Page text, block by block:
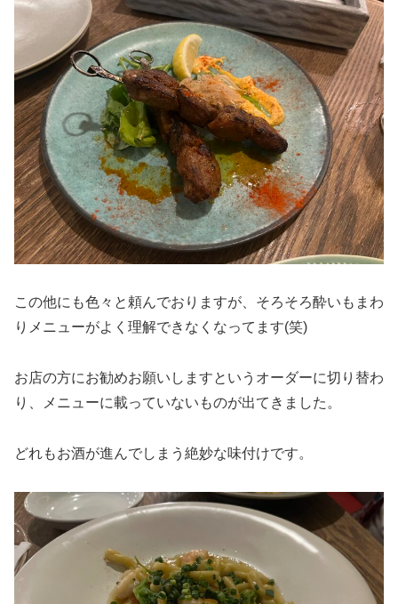
この他にも色々と頼んでおりますが、そろそろ酔いもまわ
りメニューがよく理解できなくなってます(笑)
お店の方にお勧めお願いしますというオーダーに切り替わ
り、メニューに載っていないものが出てきました。
どれもお酒が進んでしまう絶妙な味付けです。